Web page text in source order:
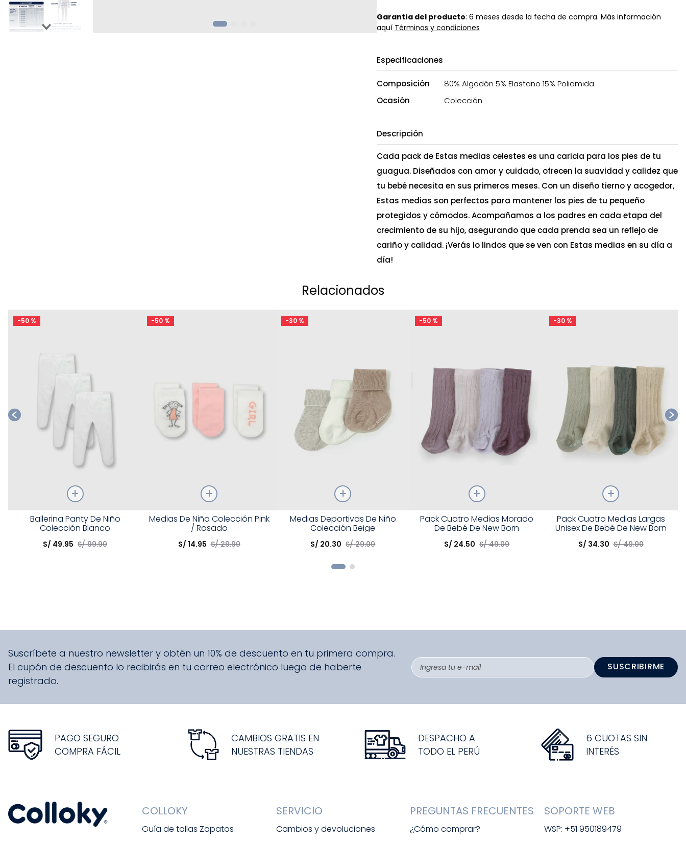
Garantía del producto: 6 meses desde la fecha de compra. Más información
aquí Términos y condiciones
Especificaciones
Composición
80% Algodón 5% Elastano 15% Poliamida
Ocasión
Colección
Descripción
Cada pack de Estas medias celestes es una caricia para los pies de tu
guagua. Diseñados con amor y cuidado, ofrecen la suavidad y calidez que
tu bebé necesita en sus primeros meses. Con un diseño tierno y acogedor,
Estas medias son perfectos para mantener los pies de tu pequeño
protegidos y cómodos. Acompañamos a los padres en cada etapa del
crecimiento de su hijo, asegurando que cada prenda sea un reflejo de
cariño y calidad. ¡Verás lo lindos que se ven con Estas medias en su día a
día!
Relacionados
-50 %
Elige una opción
Ballerina Panty De Niño
Colección Blanco
S/ 49.95 S/ 99.90
-50 %
Talla
Elige una opción
Medias De Niña Colección Pink
/ Rosado
S/ 14.95 S/ 29.90
-30 %
Talla
Elige una opción
Medias Deportivas De Niño
Colección Beige
S/ 20.30 S/ 29.00
-50 %
Talla
Elige una opción
Pack Cuatro Medias Morado
De Bebé De New Born
S/ 24.50 S/ 49.00
-30 %
Talla
Elige una opción
Pack Cuatro Medias Largas
Unisex De Bebé De New Born
S/ 34.30 S/ 49.00
Suscríbete a nuestro newsletter y obtén un 10% de descuento en tu primera compra.
El cupón de descuento lo recibirás en tu correo electrónico luego de haberte
registrado.
SUSCRIBIRME
PAGO SEGURO
COMPRA FÁCIL
CAMBIOS GRATIS EN
NUESTRAS TIENDAS
DESPACHO A
TODO EL PERÚ
6 CUOTAS SIN
INTERÉS
COLLOKY
Guía de tallas Zapatos
SERVICIO
Cambios y devoluciones
PREGUNTAS FRECUENTES
¿Cómo comprar?
SOPORTE WEB
WSP: +51 950189479